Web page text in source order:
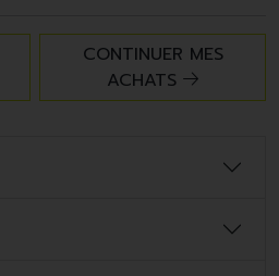
CONTINUER MES
ACHATS